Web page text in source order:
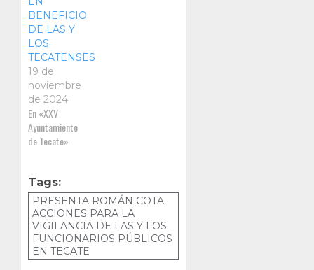
BENEFICIO
DE LAS Y
LOS
TECATENSES
19 de
noviembre
de 2024
En «XXV
Ayuntamiento
de Tecate»
Tags:
PRESENTA ROMÁN COTA
ACCIONES PARA LA
VIGILANCIA DE LAS Y LOS
FUNCIONARIOS PÚBLICOS
EN TECATE